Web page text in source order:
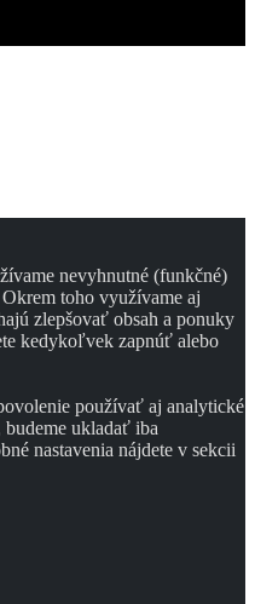
nevyhnutné (funkčné)
toho využívame aj
zlepšovať obsah a ponuky
kedykoľvek zapnúť alebo
používať aj analytické
ukladať iba
nastavenia nájdete v sekcii